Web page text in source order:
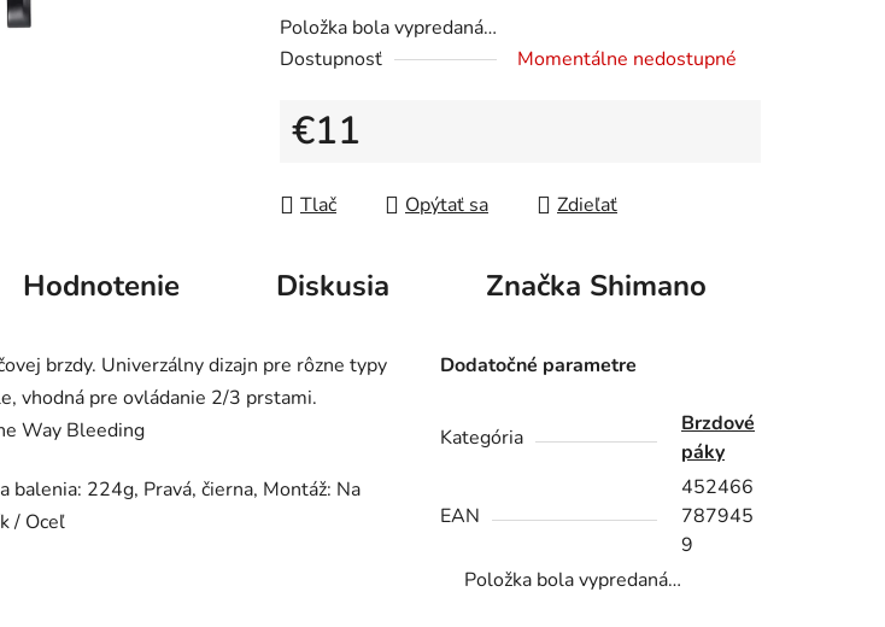
z
5
Položka bola vypredaná…
Dostupnosť
Momentálne nedostupné
€11
Tlač
Opýtať sa Zdieľať
Hodnotenie Diskusia Značka Shimano
brzdy. Univerzálny dizajn pre rôzne typy
vhodná pre ovládanie 2/3 prstami.
Way Bleeding
balenia: 224g, Pravá, čierna, Montáž: Na
/ Oceľ
Dodatočné parametre
Kategória
Brzdové
páky
EAN
452466
787945
9
Položka bola vypredaná…